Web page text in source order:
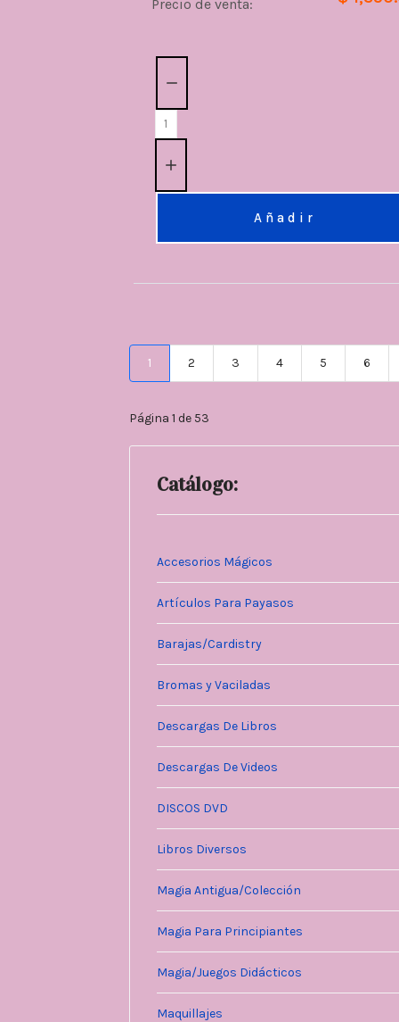
Precio de venta:
Añadir
1 2 3 4 5 6
Página 1 de 53
Catálogo:
Accesorios Mágicos
Artículos Para Payasos
Barajas/Cardistry
Bromas y Vaciladas
Descargas De Libros
Descargas De Videos
DISCOS DVD
Libros Diversos
Magia Antigua/Colección
Magia Para Principiantes
Magia/Juegos Didácticos
Maquillajes